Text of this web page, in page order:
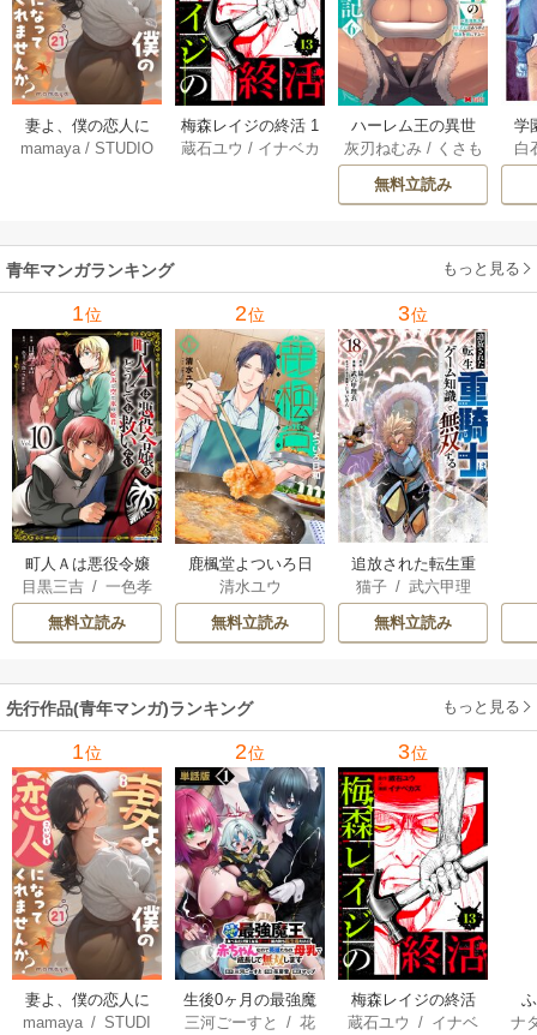
妻よ、僕の恋人に
なってくれません
mamaya/STUDIO
梅森レイジの終活 1
3巻
蔵石ユウ / イナベカ
ハーレム王の異世
界プレス漫遊記 ～
最強無双のおじさ
んはあらゆる種族
ミック） 6巻
灰刃ねむみ / くさも
ち
無料立読み
学
ア
（
白
青年マンガランキング もっと見る
1位
町人Ａは悪役令嬢
をどうしても救い
たい ～どぶと空
と氷の姫君～
目黒三吉 /一色孝
太郎/Parum
無料立読み
2位
鹿楓堂よついろ日
和
清水ユウ
無料立読み
3位
追放された転生重
騎士はゲーム知識
で無双する
猫子/ 武六甲理
衣/じゃいあん
無料立読み
先行作品(青年マンガ)ランキング もっと見る
1位
妻よ、僕の恋人に
なってくれません
mamaya/STUDI
2位
生後0ヶ月の最強魔
王 食べるだけ強
三河ごーすと /花
3位
梅森レイジの終活
蔵石ユウ / イナベ
ナ